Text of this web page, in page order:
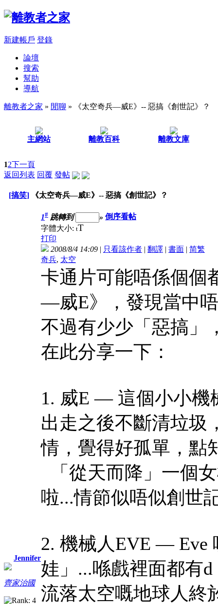
新建帳戶 登錄
論壇
搜索
幫助
導航
離教者之家 » 閒聊 » 《太空奇兵—威E》-- 惡搞《創世記》？
主網站 離教百科 離教文庫
12下一頁
返回列表 回覆 發帖
[搞笑] 《太空奇兵—威E》-- 惡搞《創世記》？
Jennifer
齊家治國
1# 跳轉到 » 倒序看帖
字體大小: tT
打印
2008/8/4 14:09 | 只看該作者 | 翻譯 | 書面 | 简繁
奇兵, 太空
卡通片可能唔係個個
—威E》，發現當中
不過有少少「惡搞」
在此分享一下：
1. 威E — 這個小小機
出走之後不斷清垃圾
情，覺得好孤單，點
「從天而降」一個
啦...情節似唔似創世
2. 機械人EVE — Eve
娃」...喺戲裡面都有
流落太空嘅地球人終